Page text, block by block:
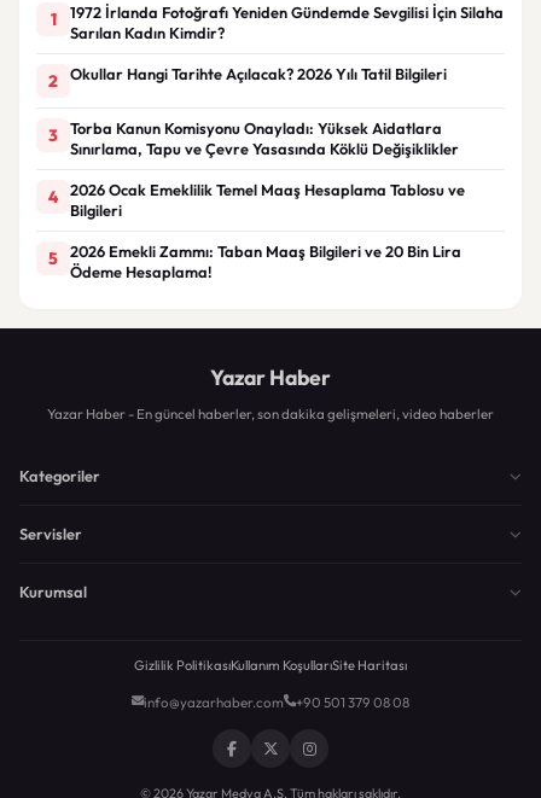
1
1972 İrlanda Fotoğrafı Yeniden Gündemde Sevgilisi İçin Silaha
Sarılan Kadın Kimdir?
2 Okullar Hangi Tarihte Açılacak? 2026 Yılı Tatil Bilgileri
3
Torba Kanun Komisyonu Onayladı: Yüksek Aidatlara
Sınırlama, Tapu ve Çevre Yasasında Köklü Değişiklikler
4
2026 Ocak Emeklilik Temel Maaş Hesaplama Tablosu ve
Bilgileri
5
2026 Emekli Zammı: Taban Maaş Bilgileri ve 20 Bin Lira
Ödeme Hesaplama!
Yazar Haber
Yazar Haber - En güncel haberler, son dakika gelişmeleri, video haberler
Kategoriler
Servisler
Kurumsal
Gizlilik PolitikasıKullanım KoşullarıSite Haritası
info@yazarhaber.com +90 501 379 08 08
© 2026 Yazar Medya A.Ş. Tüm hakları saklıdır.